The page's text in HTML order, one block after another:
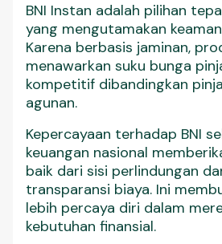
BNI Instan adalah pilihan
yang mengutamakan
Karena berbasis jaminan,
menawarkan suku bunga
kompetitif dibandingkan
agunan.
Kepercayaan terhadap BNI
keuangan nasional
baik dari sisi perlindungan
transparansi biaya. Ini
lebih percaya diri dalam
kebutuhan finansial.